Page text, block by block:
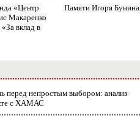
«Центр
Макаренко
вклад в
Памяти Игоря Бунина
перед непростым выбором: анализ
с ХАМАС